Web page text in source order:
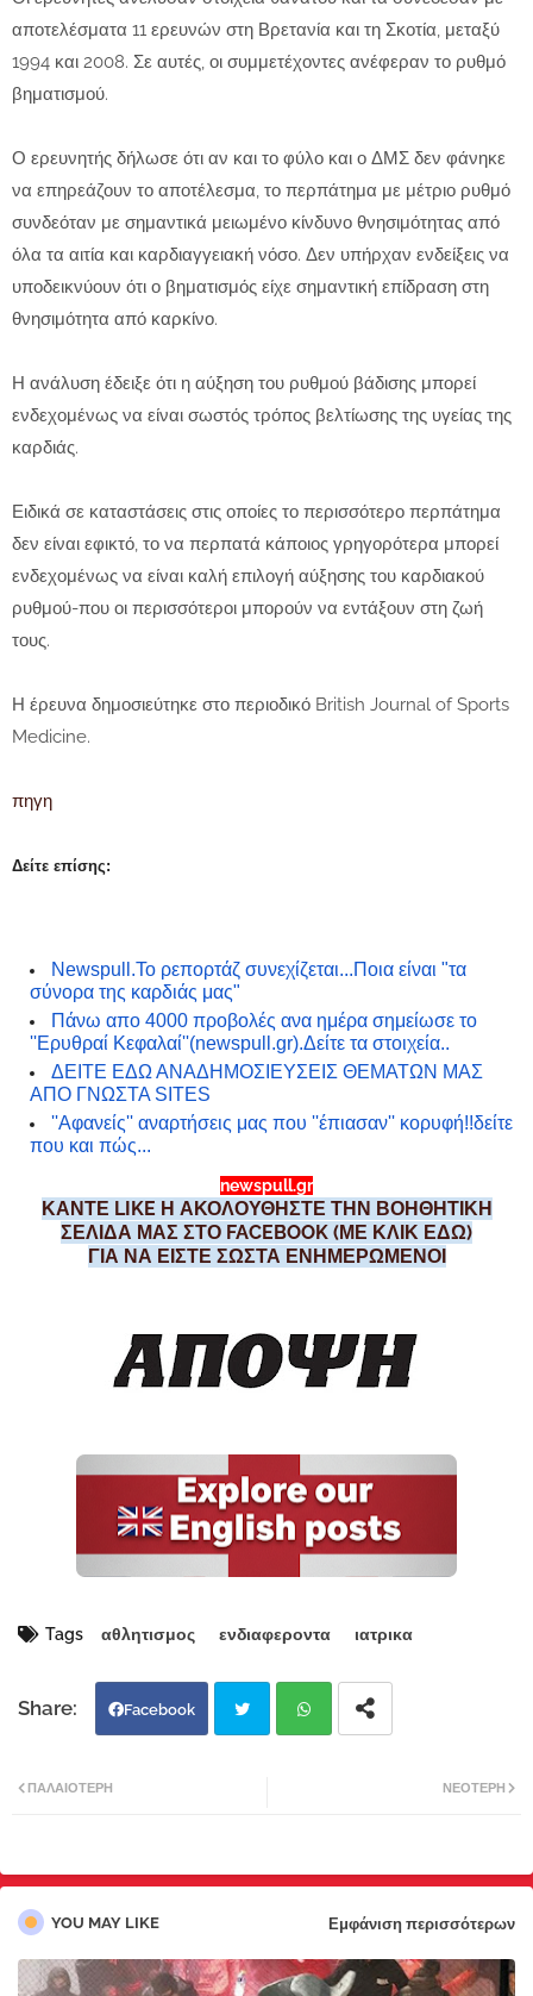
αποτελέσματα 11 ερευνών στη Βρετανία και τη Σκοτία, μεταξύ
1994 και 2008. Σε αυτές, οι συμμετέχοντες ανέφεραν το ρυθμό
βηματισμού.
Ο ερευνητής δήλωσε ότι αν και το φύλο και ο ΔΜΣ δεν φάνηκε
να επηρεάζουν το αποτέλεσμα, το περπάτημα με μέτριο ρυθμό
συνδεόταν με σημαντικά μειωμένο κίνδυνο θνησιμότητας από
όλα τα αιτία και καρδιαγγειακή νόσο. Δεν υπήρχαν ενδείξεις να
υποδεικνύουν ότι ο βηματισμός είχε σημαντική επίδραση στη
θνησιμότητα από καρκίνο.
Η ανάλυση έδειξε ότι η αύξηση του ρυθμού βάδισης μπορεί
ενδεχομένως να είναι σωστός τρόπος βελτίωσης της υγείας της
καρδιάς.
Ειδικά σε καταστάσεις στις οποίες το περισσότερο περπάτημα
δεν είναι εφικτό, το να περπατά κάποιος γρηγορότερα μπορεί
ενδεχομένως να είναι καλή επιλογή αύξησης του καρδιακού
ρυθμού-που οι περισσότεροι μπορούν να εντάξουν στη ζωή
τους.
Η έρευνα δημοσιεύτηκε στο περιοδικό British Journal of Sports
Medicine.
πηγη
Δείτε επίσης:
Newspull.Το ρεπορτάζ συνεχίζεται...Ποια είναι "τα
σύνορα της καρδιάς μας"
Πάνω απο 4000 προβολές ανα ημέρα σημείωσε το
''Ερυθραί Κεφαλαί''(newspull.gr).Δείτε τα στοιχεία..
ΔΕΙΤΕ ΕΔΩ ΑΝΑΔΗΜΟΣΙΕΥΣΕΙΣ ΘΕΜΑΤΩΝ ΜΑΣ
ΑΠΟ ΓΝΩΣΤΑ SITES
''Αφανείς'' αναρτήσεις μας που ''έπιασαν'' κορυφή!!δείτε
που και πώς...
newspull.gr
ΚΑΝΤΕ LIKE Η ΑΚΟΛΟΥΘΗΣΤΕ ΤΗΝ ΒΟΗΘΗΤΙΚΗ
ΣΕΛΙΔΑ ΜΑΣ ΣΤΟ FACEBOOK (ΜΕ ΚΛΙΚ ΕΔΩ)
ΓΙΑ ΝΑ ΕΙΣΤΕ ΣΩΣΤΑ ΕΝΗΜΕΡΩΜΕΝΟΙ
Tags αθλητισμος ενδιαφεροντα ιατρικα
Facebook
pp
ΝΕΌΤΕΡΗ
ΠΑΛΑΙΌΤΕΡΗ
YOU MAY LIKE Εμφάνιση περισσότερων